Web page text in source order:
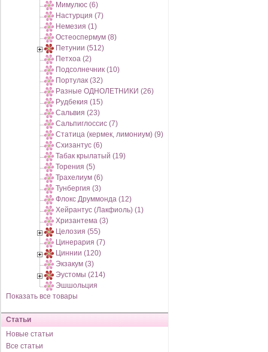
Мимулюс (6)
Настурция (7)
Немезия (1)
Остеоспермум (8)
Петунии (512)
Петхоа (2)
Подсолнечник (10)
Портулак (32)
Разные ОДНОЛЕТНИКИ (26)
Рудбекия (15)
Сальвия (23)
Сальпиглоссис (7)
Статица (кермек, лимониум) (9)
Схизантус (6)
Табак крылатый (19)
Торения (5)
Трахелиум (6)
Тунбергия (3)
Флокс Друммонда (12)
Хейрантус (Лакфиоль) (1)
Хризантема (3)
Целозия (55)
Цинерария (7)
Циннии (120)
Экзакум (3)
Эустомы (214)
Эшшольция
Показать все товары
Статьи
Новые статьи
Все статьи